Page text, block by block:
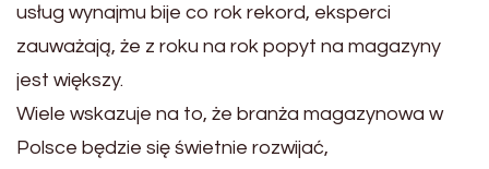
usług wynajmu bije co rok rekord, eksperci
zauważają, że z roku na rok popyt na magazyny
jest większy.
Wiele wskazuje na to, że branża magazynowa w
Polsce będzie się świetnie rozwijać,